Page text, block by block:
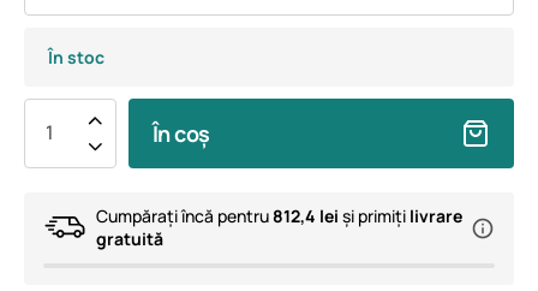
În stoc
În coș
Cumpărați încă pentru 812,4 lei și primiți livrare
gratuită